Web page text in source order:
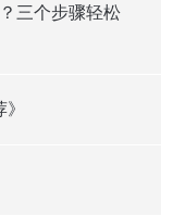
三个步骤轻松
荐》